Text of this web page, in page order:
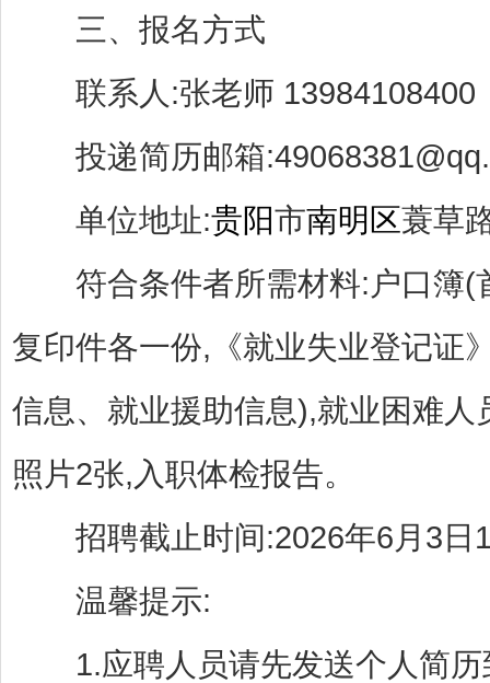
三、报名方式
联系人:张老师
投递简历邮箱
单位地址:贵阳市南明区蓑草
符合条件者所需材料:户口簿(
复印件各一份,《就业失业登记证
信息、就业援助信息),就业困难
照片2张,入职体检报告。
招聘截止时间:2026年6月3日
温馨提示:
1.应聘人员请先发送个人简历